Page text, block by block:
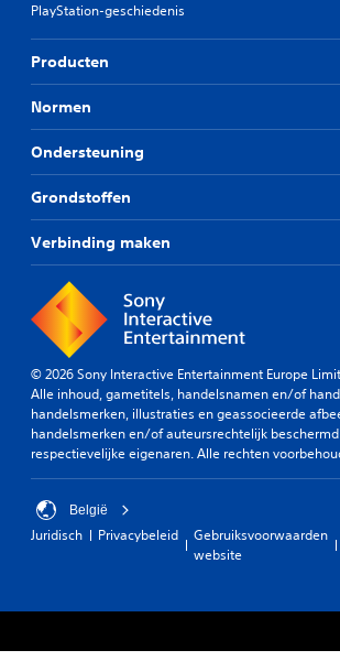
PlayStation-geschiedenis
Producten
Normen
Ondersteuning
Grondstoffen
Verbinding maken
© 2026 Sony Interactive Entertainment Europe
Alle inhoud, gametitels, handelsnamen en/of
handelsmerken, illustraties en geassocieerde
handelsmerken en/of auteursrechtelijk
respectievelijke eigenaren. Alle rechten
België
Juridisch Privacybeleid
Gebruiksvoorwaarden
website